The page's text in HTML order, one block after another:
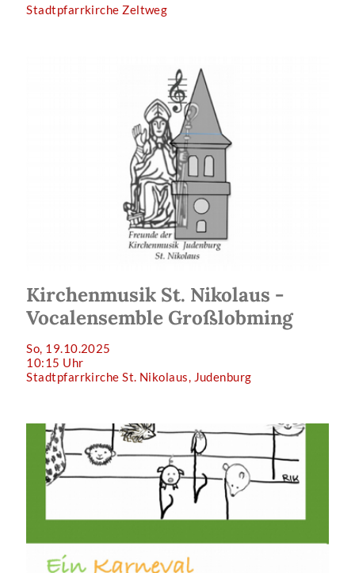
Stadtpfarrkirche Zeltweg
Kirchenmusik St. Nikolaus -
Vocalensemble Großlobming
So, 19.10.2025
10:15 Uhr
Stadtpfarrkirche St. Nikolaus, Judenburg